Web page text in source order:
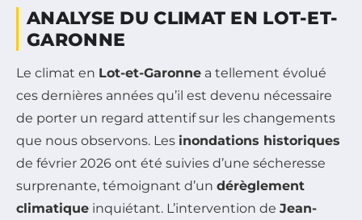
ANALYSE DU CLIMAT EN LOT-ET-
GARONNE
Le climat en Lot-et-Garonne a tellement évolué
ces dernières années qu’il est devenu nécessaire
de porter un regard attentif sur les changements
que nous observons. Les inondations historiques
de février 2026 ont été suivies d’une sécheresse
surprenante, témoignant d’un dérèglement
climatique inquiétant. L’intervention de Jean-